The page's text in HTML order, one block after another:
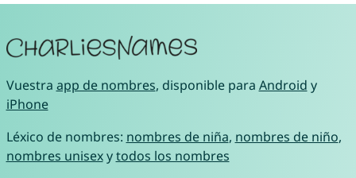
Vuestra app de nombres, disponible para Android y
iPhone
Léxico de nombres: nombres de niña, nombres de niño,
nombres unisexytodos los nombres